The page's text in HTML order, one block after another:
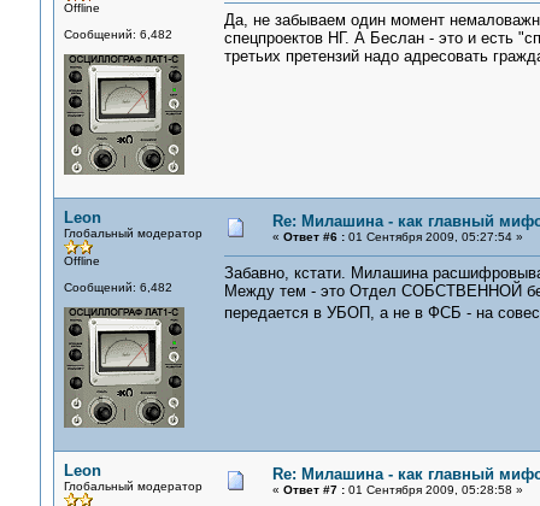
Offline
Сообщений: 6,482
Да, не забываем один момент
спецпроектов НГ. А Беслан - это и есть
третьих претензий надо адресовать
Leon
Глобальный модератор
Offline
Сообщений: 6,482
Re: Милашина - как главный
« Ответ #6 :01 Сентября 2009, 05:27:54 »
Забавно, кстати. Милашина
Между тем - это Отдел СОБСТВЕННОЙ
передается в УБОП, а не в ФСБ - на
Leon
Глобальный модератор
Re: Милашина - как главный
« Ответ #7 :01 Сентября 2009, 05:28:58 »